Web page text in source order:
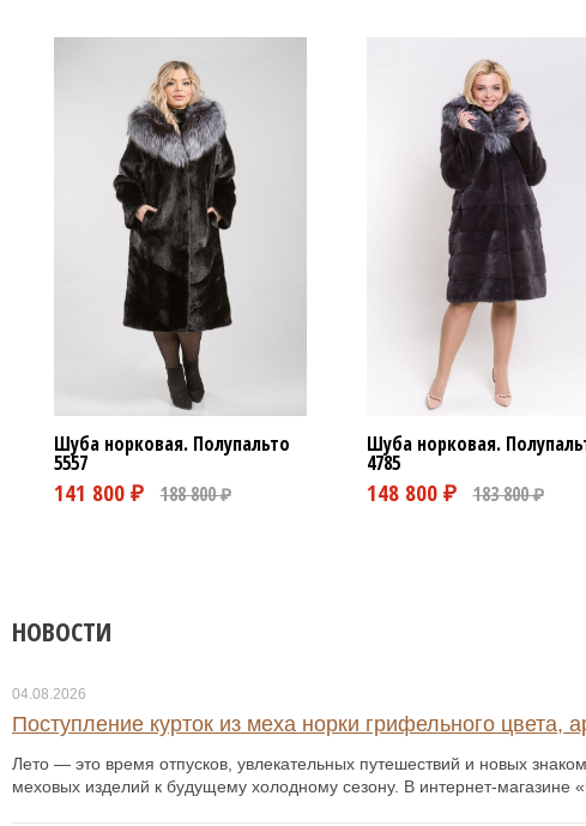
Шуба норковая. Полупальто
5557
Шуба норковая.
4785
НОВОСТИ
04.08.2026
Поступление курток из меха норки грифельного цвета,
Лето — это время отпусков, увлекательных путешествий и новых
меховых изделий к будущему холодному сезону. В интернет-магазине